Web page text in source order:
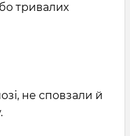
тривалих
не сповзали й